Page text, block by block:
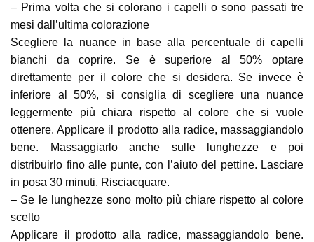
– Prima volta che si colorano i capelli o sono passati tre
mesi dall’ultima colorazione
Scegliere la nuance in base alla percentuale di capelli
bianchi da coprire. Se è superiore al 50% optare
direttamente per il colore che si desidera. Se invece è
inferiore al 50%, si consiglia di scegliere una nuance
leggermente più chiara rispetto al colore che si vuole
ottenere. Applicare il prodotto alla radice, massaggiandolo
bene. Massaggiarlo anche sulle lunghezze e poi
distribuirlo fino alle punte, con l’aiuto del pettine. Lasciare
in posa 30 minuti. Risciacquare.
– Se le lunghezze sono molto più chiare rispetto al colore
scelto
Applicare il prodotto alla radice, massaggiandolo bene.